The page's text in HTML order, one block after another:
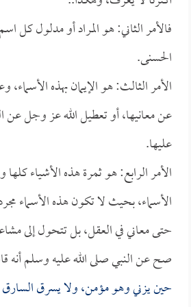
فالأمر الثاني: هو المراد أو مدلول كل
الحسنى.
الأمر الثالث: هو الإيمان بهذه الأسماء،
عن معانيها، أو تعطيل الله عز وجل
عليها.
الأمر الرابع: هو ثمرة هذه الأشياء كلها
الأسماء، بحيث لا تكون هذه الأسماء
حتى معاني في العقل، بل تتحول إلى
صح عن النبي صلى الله عليه وسلم أنه
حين يزني وهو مؤمن، ولا يسرق